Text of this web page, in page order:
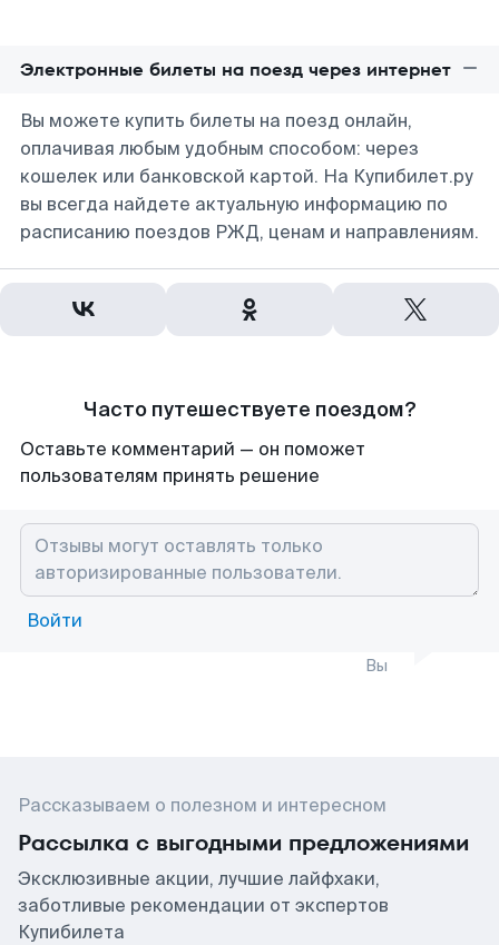
Электронные билеты на поезд через интернет
Вы можете купить билеты на поезд онлайн,
оплачивая любым удобным способом: через
кошелек или банковской картой. На Купибилет.ру
вы всегда найдете актуальную информацию по
расписанию поездов РЖД, ценам и направлениям.
Часто путешествуете поездом?
Оставьте комментарий — он поможет
пользователям принять решение
Войти
Вы
Рассказываем о полезном и интересном
Рассылка с выгодными предложениями
Эксклюзивные акции, лучшие лайфхаки,
заботливые рекомендации от экспертов
Купибилета